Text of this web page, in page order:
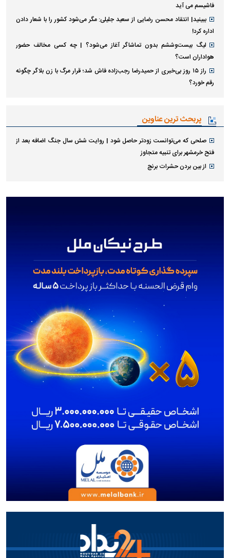
فاشیسم می آید
ببینید| انتقاد محسن رضایی از سعید جلیلی: مگر می‌شود کشور را با شعار دادن
اداره کرد!
لیگ بیست‌وششم بدون تماشاگر آغاز می‌شود؟ | چه کسی مخالف حضور
هواداران است؟
راز ۱۵ روز بی‌خبری از حمیدرضا رجب‌زاده فاش شد؛ قرار مرگ با زن بلاگر چگونه
رقم خورد؟
پربحث ترین عناوین
صلحی که می‌توانست زودتر حاصل شود | روایت شش سال جنگ اضافه بعد از
فتح خرمشهر برای تنبیه متجاوز
از بین بردن حشرات برنج